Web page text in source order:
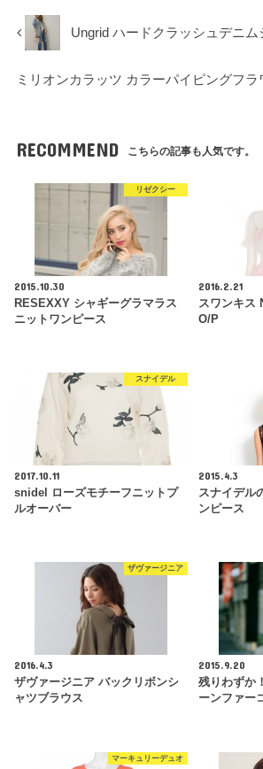
Ungrid ハードクラッシュデニム
ミリオンカラッツ カラーパイピングフラ
RECOMMEND こちらの記事も人気です。
リゼクシー
2015.10.30
RESEXXY シャギーグラマラス
ニットワンピース
2016.2.21
スワンキス
O/P
スナイデル
2017.10.11
snidel ローズモチーフニットプ
ルオーバー
2015.4.3
スナイデル
ンピース
ザヴァージニア
2016.4.3
ザヴァージニア バックリボンシ
ャツブラウス
2015.9.20
残りわずか
ーンファー
マーキュリーデュオ